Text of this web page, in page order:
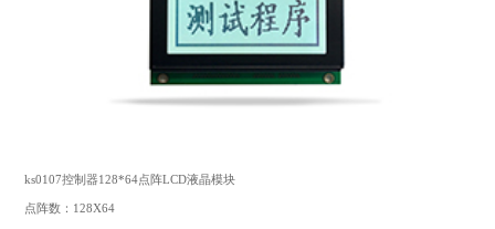
ks0107控制器128*64点阵LCD液晶模块
点阵数：128X64